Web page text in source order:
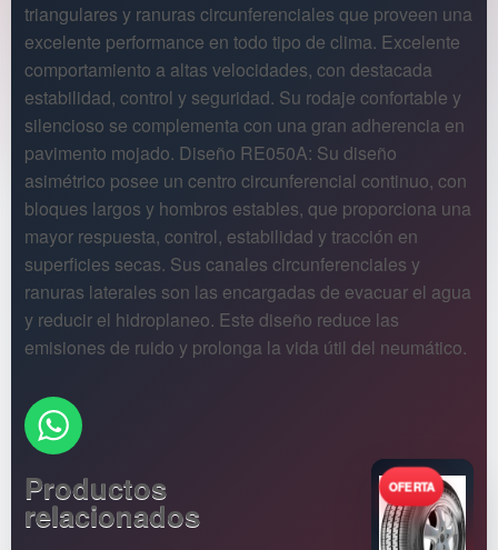
triangulares y ranuras circunferenciales que proveen una
excelente performance en todo tipo de clima. Excelente
comportamiento a altas velocidades, con destacada
estabilidad, control y seguridad. Su rodaje confortable y
silencioso se complementa con una gran adherencia en
pavimento mojado. Diseño RE050A: Su diseño
asimétrico posee un centro circunferencial continuo, con
bloques largos y hombros estables, que proporciona una
mayor respuesta, control, estabilidad y tracción en
superficies secas. Sus canales circunferenciales y
ranuras laterales son las encargadas de evacuar el agua
y reducir el hidroplaneo. Este diseño reduce las
emisiones de ruido y prolonga la vida útil del neumático.
Productos
relacionados